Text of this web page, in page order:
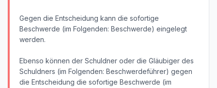
Gegen die Entscheidung kann die sofortige
Beschwerde (im Folgenden: Beschwerde) eingelegt
werden.
Ebenso können der Schuldner oder die Gläubiger des
Schuldners (im Folgenden: Beschwerdeführer) gegen
die Entscheidung die sofortige Beschwerde (im